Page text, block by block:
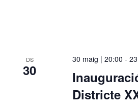
DS
30
Districte
30 maig | 20:00 -